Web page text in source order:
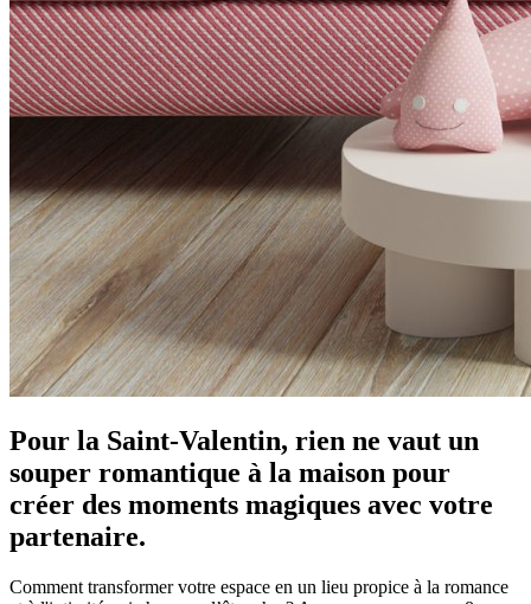
Pour la Saint-Valentin, rien ne vaut un
souper romantique à la maison pour
créer des moments magiques avec votre
partenaire.
Comment transformer votre espace en un lieu propice à la romance